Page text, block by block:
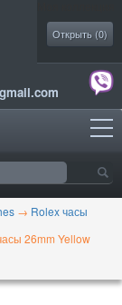
Открыть (0)
→ Rolex часы
26mm Yellow